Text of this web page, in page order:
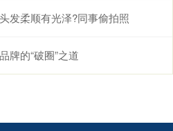
发柔顺有光泽?同事偷拍照
牌的“破圈”之道